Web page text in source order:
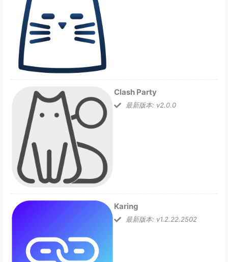
Clash Party
最新版本: v2.0.0
Karing
最新版本: v1.2.22.2502